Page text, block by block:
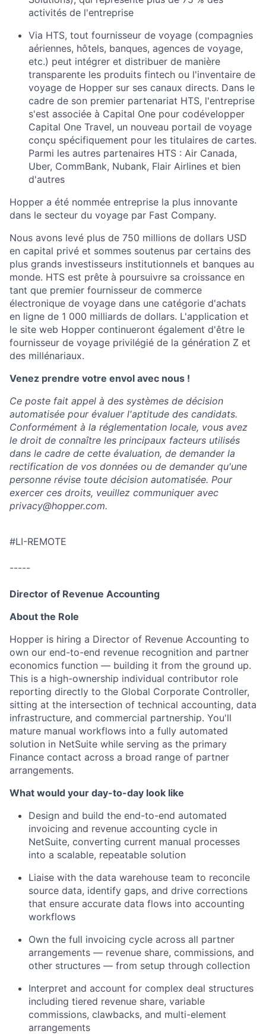
activités de l'entreprise
Via HTS, tout fournisseur de voyage (compagnies
aériennes, hôtels, banques, agences de voyage,
etc.) peut intégrer et distribuer de manière
transparente les produits fintech ou l'inventaire de
voyage de Hopper sur ses canaux directs. Dans le
cadre de son premier partenariat HTS, l'entreprise
s'est associée à Capital One pour codévelopper
Capital One Travel, un nouveau portail de voyage
conçu spécifiquement pour les titulaires de cartes.
Parmi les autres partenaires HTS : Air Canada,
Uber, CommBank, Nubank, Flair Airlines et bien
d'autres
Hopper a été nommée entreprise la plus innovante
dans le secteur du voyage par Fast Company.
Nous avons levé plus de 750 millions de dollars USD
en capital privé et sommes soutenus par certains des
plus grands investisseurs institutionnels et banques au
monde. HTS est prête à poursuivre sa croissance en
tant que premier fournisseur de commerce
électronique de voyage dans une catégorie d'achats
en ligne de 1 000 milliards de dollars. L'application et
le site web Hopper continueront également d'être le
fournisseur de voyage privilégié de la génération Z et
des millénariaux.
Venez prendre votre envol avec nous !
Ce poste fait appel à des systèmes de décision
automatisée pour évaluer l'aptitude des candidats.
Conformément à la réglementation locale, vous avez
le droit de connaître les principaux facteurs utilisés
dans le cadre de cette évaluation, de demander la
rectification de vos données ou de demander qu'une
personne révise toute décision automatisée. Pour
exercer ces droits, veuillez communiquer avec
privacy@hopper.com.
#LI-REMOTE
-----
Director of Revenue Accounting
About the Role
Hopper is hiring a Director of Revenue Accounting to
own our end-to-end revenue recognition and partner
economics function — building it from the ground up.
This is a high-ownership individual contributor role
reporting directly to the Global Corporate Controller,
sitting at the intersection of technical accounting, data
infrastructure, and commercial partnership. You'll
mature manual workflows into a fully automated
solution in NetSuite while serving as the primary
Finance contact across a broad range of partner
arrangements.
What would your day-to-day look like
Design and build the end-to-end automated
invoicing and revenue accounting cycle in
NetSuite, converting current manual processes
into a scalable, repeatable solution
Liaise with the data warehouse team to reconcile
source data, identify gaps, and drive corrections
that ensure accurate data flows into accounting
workflows
Own the full invoicing cycle across all partner
arrangements — revenue share, commissions, and
other structures — from setup through collection
Interpret and account for complex deal structures
including tiered revenue share, variable
commissions, clawbacks, and multi-element
arrangements